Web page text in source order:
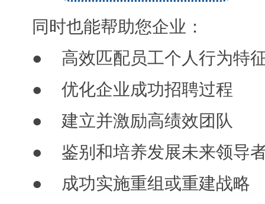
同时也能帮助您企业：
● 高效匹配员工个人行为特
● 优化企业成功招聘过程
● 建立并激励高绩效团队
● 鉴别和培养发展未来领导
● 成功实施重组或重建战略